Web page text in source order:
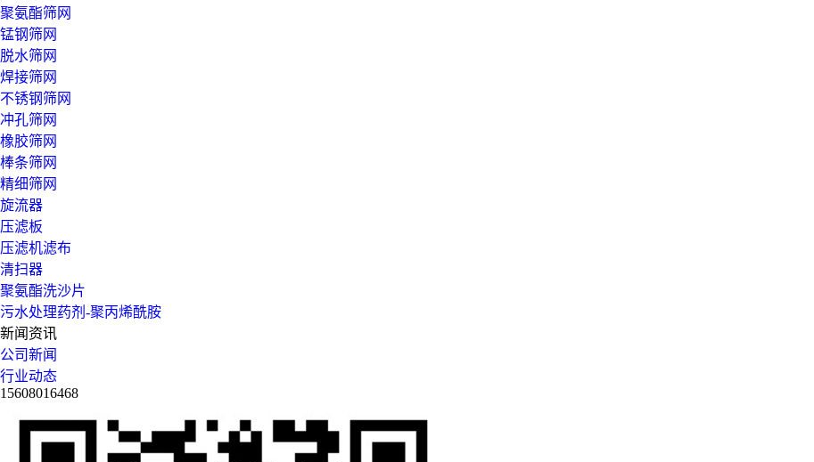
聚氨酯筛网
锰钢筛网
脱水筛网
焊接筛网
不锈钢筛网
冲孔筛网
橡胶筛网
棒条筛网
精细筛网
旋流器
压滤板
压滤机滤布
清扫器
聚氨酯洗沙片
污水处理药剂-聚丙烯酰胺
新闻资讯
公司新闻
行业动态
15608016468